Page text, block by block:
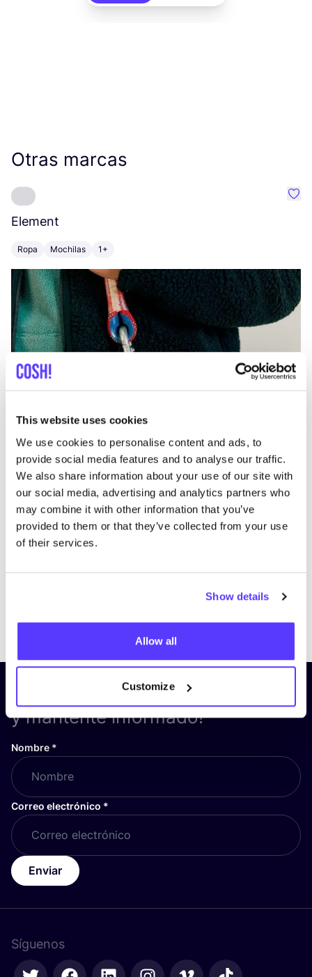
This website uses cookies
We use cookies to personalise content and ads, to
provide social media features and to analyse our traffic.
We also share information about your use of our site with
our social media, advertising and analytics partners who
may combine it with other information that you’ve
provided to them or that they’ve collected from your use
of their services.
Show details
Allow all
Customize
Otras marcas
Element
Ropa Mochilas 1+
¡Suscríbete a nuestro boletín
y mantente informado!
Nombre *
Correo electrónico *
Enviar
Síguenos